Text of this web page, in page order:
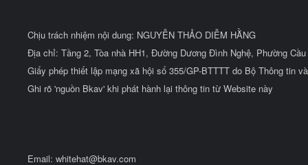
Chịu trách nhiệm nội dung: NGUYỄN THẢO DIỄM HẰNG
Địa chỉ: Tầng 2, Tòa nhà HH1, Đường Dương Đình Nghệ, Phường
Giấy phép thiết lập mạng xã hội số 355/GP-BTTTT do Bộ Thông tin
Ghi rõ 'nguồn Bkav' khi phát hành lại thông tin từ Website này
Email: whitehat@bkav.com